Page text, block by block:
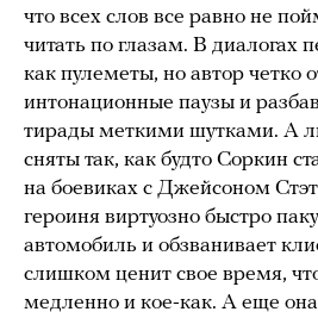
что всех слов все равно не
читать по глазам. В диалогах
как пулеметы, но автор четко
интонационные паузы и
тирады меткими шутками. А
сняты так, как будто Соркин
на боевиках с Джейсоном
героиня виртуозно быстро
автомобиль и обзванивает
слишком ценит свое время,
медленно и кое-как. А еще